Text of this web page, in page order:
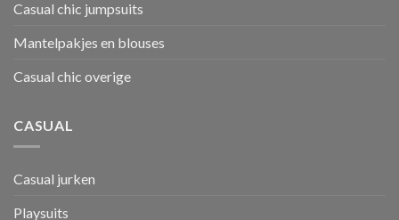
Casual chic jumpsuits
Mantelpakjes en blouses
Casual chic overige
CASUAL
Casual jurken
Playsuits